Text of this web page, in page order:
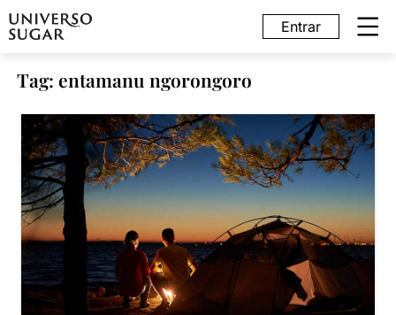
Entrar
Tag: entamanu ngorongoro